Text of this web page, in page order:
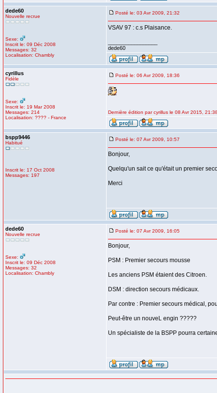
dede60
Nouvelle recrue
Sexe:
Inscrit le: 09 Déc 2008
Messages: 32
Localisation: Chambly
Posté le: 03 Avr 2009, 21:32
VSAV 97 : c.s Plaisance.
dede60
cyrillus
Fidèle
Sexe:
Inscrit le: 19 Mar 2008
Messages: 214
Localisation: ???? - France
Posté le: 06 Avr 2009, 18:36
Dernière édition par cyrillus le 08 Avr 2015,
bspp9446
Habitué
Inscrit le: 17 Oct 2008
Messages: 197
Posté le: 07 Avr 2009, 10:57
Bonjour,
Quelqu'un sait ce qu'était un premier
Merci
dede60
Nouvelle recrue
Sexe:
Inscrit le: 09 Déc 2008
Messages: 32
Localisation: Chambly
Posté le: 07 Avr 2009, 16:05
Bonjour,
PSM : Premier secours mousse
Les anciens PSM étaient des Citroen.
DSM : direction secours médicaux.
Par contre : Premier secours médical,
Peut-être un nouveL engin ?????
Un spécialiste de la BSPP pourra